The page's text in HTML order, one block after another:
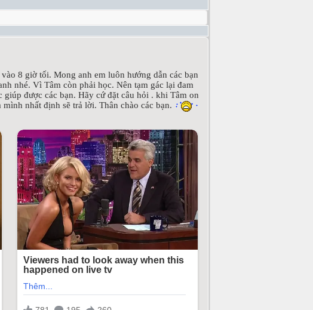
8 giờ tối. Mong anh em luôn hướng dẫn các bạn
nhé. Vì Tâm còn phải học. Nên tạm gác lại đam
được các bạn. Hãy cứ đặt câu hỏi . khi Tâm on
nhất định sẽ trả lời. Thân chào các bạn.